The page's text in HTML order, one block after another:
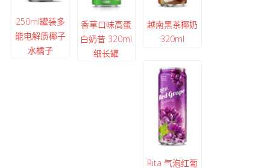
250ml罐装多
能电解质椰子
水橘子
香草口味高蛋
白奶昔 320ml
细长罐
越南黑茶椰奶
320ml
Rita 气泡红葡